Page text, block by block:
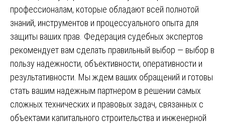
профессионалам, которые обладают всей полнотой
знаний, инструментов и процессуального опыта для
защиты ваших прав. Федерация судебных экспертов
рекомендует вам сделать правильный выбор — выбор в
пользу надежности, объективности, оперативности и
результативности. Мы ждем ваших обращений и готовы
стать вашим надежным партнером в решении самых
сложных технических и правовых задач, связанных с
объектами капитального строительства и инженерной